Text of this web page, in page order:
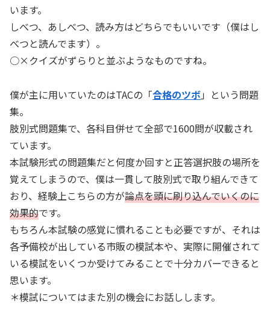
います。
しべつ、あしべつ、読み方はどちらでもいいです（僕はし
べつと読んでます）。
○×クイズがずらりと並ぶようなものですね。
僕が主に用いていたのはTACの「合格のツボ」という問題
集。
肢別式問題集で、各科目併せて全部で1600問が収載され
ています。
本試験形式の問題集だと何度か回すと正答選択肢の場所を
覚えてしまうので、僕は一貫して肢別式で取り組んできて
おり、経験上こちらの方が論点を頭に刷り込んでいくのに
効果的です。
もちろん本試験の感覚に慣れることも必要ですが、それは
各予備校が出している市販の模試本や、実際に開催されて
いる模試をいくつか受けてみることで十分カバーできると
思います。
＊模試についてはまた別の機会にお話しします。